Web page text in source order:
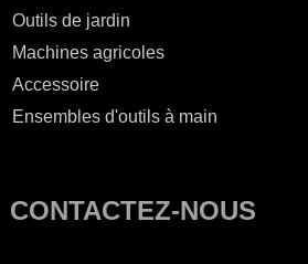
Outils de jardin
Machines agricoles
Accessoire
Ensembles d'outils à main
CONTACTEZ-NOUS